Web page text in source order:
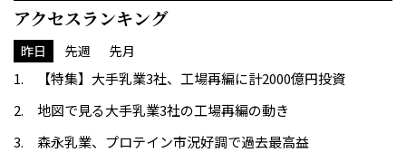
アクセスランキング
昨日 先週 先月
【特集】大手乳業3社、工場再編に計2000億円投資
地図で見る大手乳業3社の工場再編の動き
森永乳業、プロテイン市況好調で過去最高益